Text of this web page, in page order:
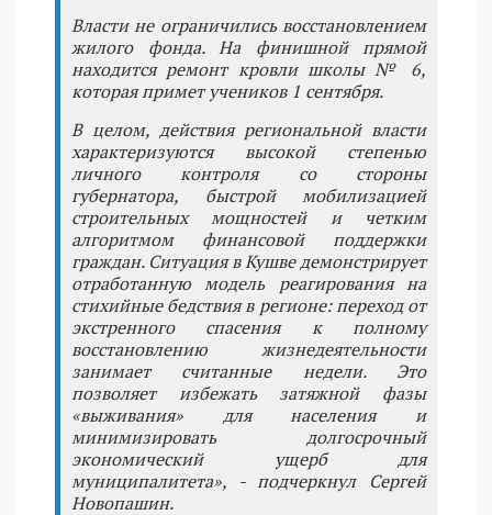
Власти не ограничились восстановлением
жилого фонда. На финишной прямой
находится ремонт кровли школы № 6,
которая примет учеников 1 сентября.
В целом, действия региональной власти
характеризуются высокой степенью
личного контроля со стороны
губернатора, быстрой мобилизацией
строительных мощностей и четким
алгоритмом финансовой поддержки
граждан. Ситуация в Кушве демонстрирует
отработанную модель реагирования на
стихийные бедствия в регионе: переход от
экстренного спасения к полному
восстановлению жизнедеятельности
занимает считанные недели. Это
позволяет избежать затяжной фазы
«выживания» для населения и
минимизировать долгосрочный
экономический ущерб для
муниципалитета», - подчеркнул Сергей
Новопашин.